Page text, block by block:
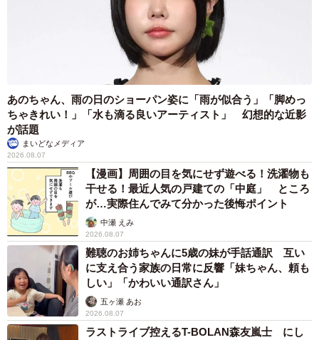
あのちゃん、雨の日のショーパン姿に「雨が似合う」「脚めっ
ちゃきれい！」「水も滴る良いアーティスト」 幻想的な近影
が話題
まいどなメディア
2026.08.07
【漫画】周囲の目を気にせず遊べる！洗濯物も
干せる！最近人気の戸建ての「中庭」 ところ
が…実際住んでみて分かった後悔ポイント
中瀬 えみ
2026.08.07
難聴のお姉ちゃんに5歳の妹が手話通訳 互い
に支え合う家族の日常に反響「妹ちゃん、頼も
しい」「かわいい通訳さん」
五ヶ瀬 あお
2026.08.07
ラストライブ控えるT-BOLAN森友嵐士 にし